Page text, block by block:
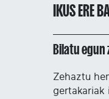
IKUS ERE
Bilatu
Zehaztu
gertakariak